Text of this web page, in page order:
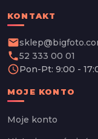
KONTAKT
email
phone52 333 00 01
schedulePon-Pt: 9:00 -
MOJE KONTO
Moje konto